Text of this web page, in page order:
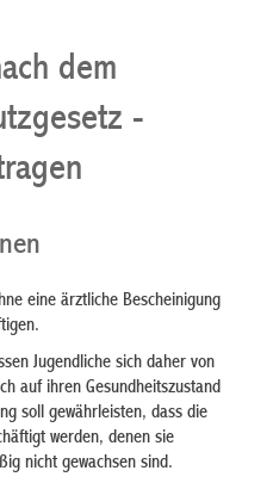
dem
-
eine ärztliche Bescheinigung
Jugendliche sich daher von
auf ihren Gesundheitszustand
soll gewährleisten, dass die
werden, denen sie
nicht gewachsen sind.